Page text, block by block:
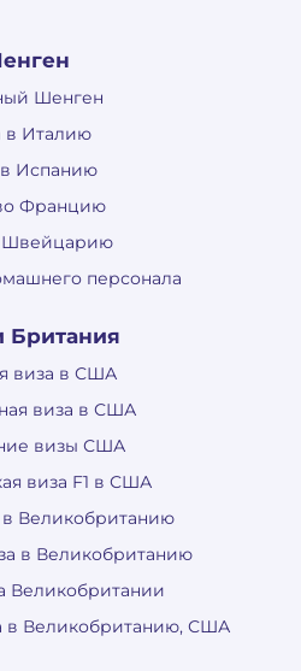
Шенген
в Италию
Испанию
Францию
Швейцарию
персонала
виза в США
виза в США
визы США
виза F1 в США
в Великобританию
в Великобританию
Великобритании
в Великобританию, США